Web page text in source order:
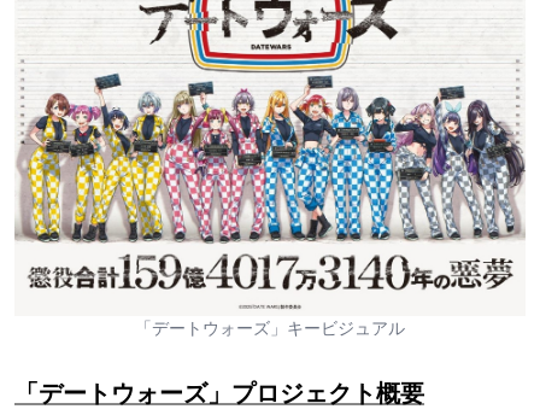
「デートウォーズ」キービジュアル
「デートウォーズ」プロジェクト概要